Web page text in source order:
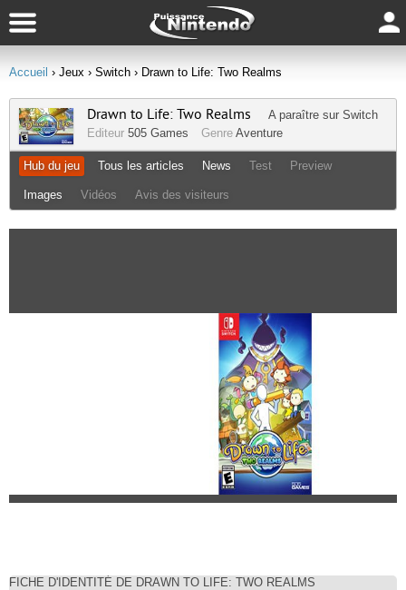
Accueil › Jeux › Switch › Drawn to Life: Two Realms
Drawn to Life: Two Realms A paraître sur Switch
Editeur 505 Games Genre Aventure
Hub du jeu Tous les articles News Test Preview
Images Vidéos Avis des visiteurs
FICHE D'IDENTITÉ DE DRAWN TO LIFE: TWO REALMS